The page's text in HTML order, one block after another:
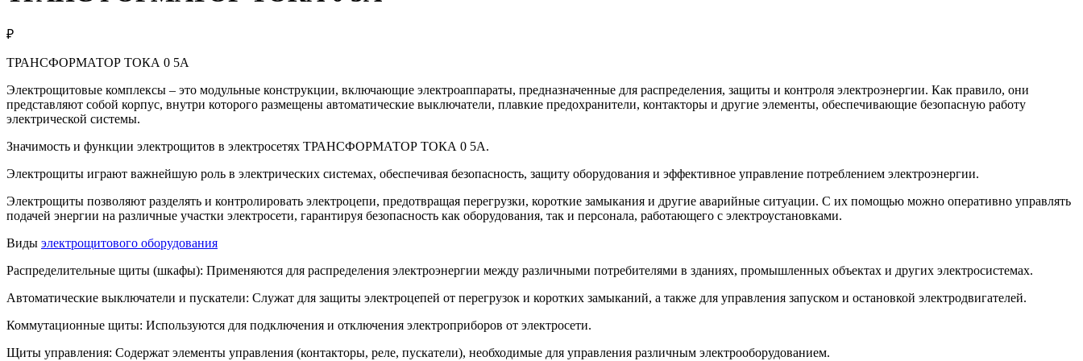
₽
ТРАНСФОРМАТОР ТОКА 0 5А
Электрощитовые комплексы – это модульные конструкции, включающие электроаппараты, предназначенные для распределения, защиты и контроля электроэнергии. Как правило, они
представляют собой корпус, внутри которого размещены автоматические выключатели, плавкие предохранители, контакторы и другие элементы, обеспечивающие безопасную работу
электрической системы.
Значимость и функции электрощитов в электросетях ТРАНСФОРМАТОР ТОКА 0 5А.
Электрощиты играют важнейшую роль в электрических системах, обеспечивая безопасность, защиту оборудования и эффективное управление потреблением электроэнергии.
Электрощиты позволяют разделять и контролировать электроцепи, предотвращая перегрузки, короткие замыкания и другие аварийные ситуации. С их помощью можно оперативно управлять
подачей энергии на различные участки электросети, гарантируя безопасность как оборудования, так и персонала, работающего с электроустановками.
Виды электрощитового оборудования
Распределительные щиты (шкафы): Применяются для распределения электроэнергии между различными потребителями в зданиях, промышленных объектах и других электросистемах.
Автоматические выключатели и пускатели: Служат для защиты электроцепей от перегрузок и коротких замыканий, а также для управления запуском и остановкой электродвигателей.
Коммутационные щиты: Используются для подключения и отключения электроприборов от электросети.
Щиты управления: Содержат элементы управления (контакторы, реле, пускатели), необходимые для управления различным электрооборудованием.